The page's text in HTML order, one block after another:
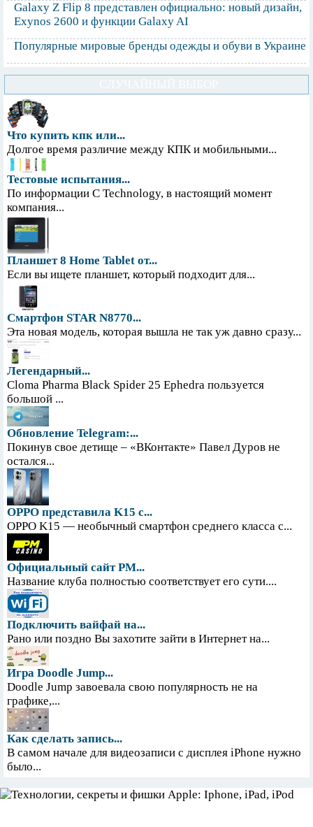
Galaxy Z Flip 8 представлен официально: новый дизайн,
Exynos 2600 и функции Galaxy AI
Популярные мировые бренды одежды и обуви в Украине
Что купить кпк или...
Долгое время различие между КПК и мобильными...
Тестовые испытания...
По информации С Technology, в настоящий момент
компания...
Планшет 8 Home Tablet от...
Если вы ищете планшет, который подходит для...
Смартфон STAR N8770...
Эта новая модель, которая вышла не так уж давно сразу...
Легендарный...
Cloma Pharma Black Spider 25 Ephedra пользуется
большой ...
Обновление Telegram:...
Покинув свое детище – «ВКонтакте» Павел Дуров не
остался...
OPPO представила K15 с...
OPPO K15 — необычный смартфон среднего класса с...
Официальный сайт PM...
Название клуба полностью соответствует его сути....
Подключить вайфай на...
Рано или поздно Вы захотите зайти в Интернет на...
Игра Doodle Jump...
Doodle Jump завоевала свою популярность не на
графике,...
Как сделать запись...
В самом начале для видеозаписи с дисплея iPhone нужно
было...